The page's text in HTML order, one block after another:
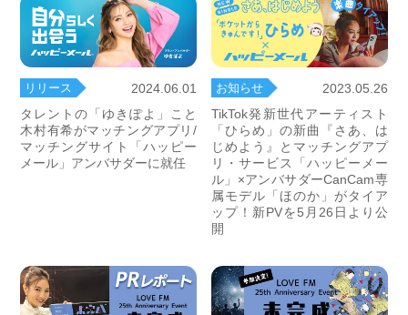
リリース
2024.06.01
タレントの「ゆきぽよ」こと
木村有希がマッチングアプリ/
マッチングサイト「ハッピー
メール」アンバサダーに就任
お知らせ
2023.05.26
TikTok発新世代アーティスト
「ひらめ」の新曲『さあ、は
じめよう』とマッチングアプ
リ・サービス「ハッピーメー
ル」×アンバサダーCanCam専
属モデル「ほのか」がタイア
ップ！新PVを5月26日より公
開